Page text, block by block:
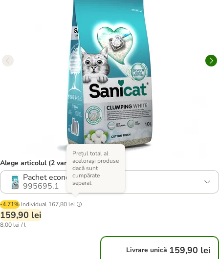
Alege articolul (2 variante)
Pachet economic 2 x 10 l
995695.1
-4.71% Individual 167,80 lei
Prețul total al
acelorași produse
dacă sunt
cumpărate
separat
159,90 lei
8,00 lei / l
Livrare unică 159,90 lei